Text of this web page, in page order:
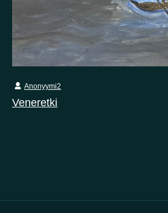
Veneretki
Anonyymi2